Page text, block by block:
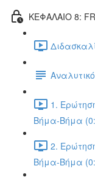
ΚΕΦΑΛΑΙΟ 8:
1.
Βήμα-Βήμα
2.
Βήμα-Βήμα